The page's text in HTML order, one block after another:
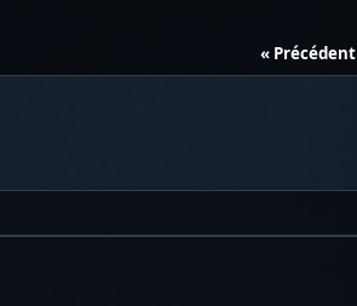
« Précédent